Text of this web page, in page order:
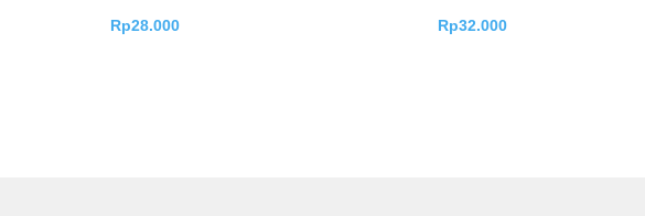
Rp28.000 Rp32.000